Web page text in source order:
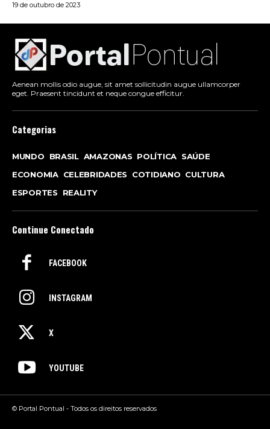
19 de outubro de 2023
Aenean mollis odio augue, sit amet sollicitudin augue ullamcorper
eget. Praesent tincidunt et neque congue efficitur.
Categorias
MUNDO BRASIL AMAZONAS POLÍTICA SAÚDE
ECONOMIA CELEBRIDADES COTIDIANO CULTURA
ESPORTES
REALITY
Continue Conectado
FACEBOOK
INSTAGRAM
X
YOUTUBE
© Portal Pontual - Todos os direitos reservados